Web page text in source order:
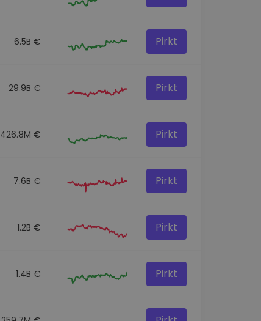
6.5B € Pirkt
29.9B € Pirkt
426.8M € Pirkt
7.6B € Pirkt
1.2B € Pirkt
1.4B € Pirkt